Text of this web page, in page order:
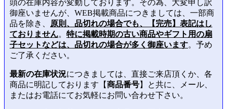
頭の在庫内容が変動しております。その為、大変申し訳
御座いませんが、WEB掲載商品につきましては、一部商
品を除き、 原則、品切れの場合でも、【完売】表記はし
ておりません。 特に掲載時期の古い商品やギフト用の扇
子セットなどは、品切れの場合が多く御座います。予め
ご了承ください。
最新の在庫状況につきましては、直接ご来店頂くか、各
商品に明記しております【 商品番号】と共に、メール、
またはお電話にてお気軽にお問い合わせ下さい。